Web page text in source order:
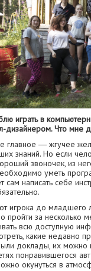
играть в
дизайнером. Что мне
главное ― жгучее
знаний. Но если
звоночек, из
уметь
сам написать себе
игрока до младшего
пройти за несколько
всю доступную
какие недавно
доклады, их можно
понравившегося
окунуться в